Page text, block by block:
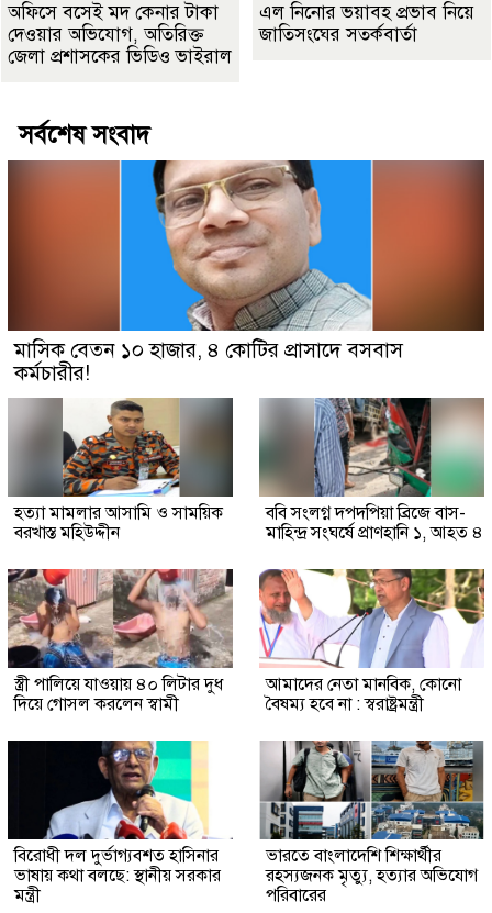
অফিসে বসেই মদ কেনার টাকা
দেওয়ার অভিযোগ, অতিরিক্ত
জেলা প্রশাসকের ভিডিও ভাইরাল
এল নিনোর ভয়াবহ প্রভাব নিয়ে
জাতিসংঘের সতর্কবার্তা
সর্বশেষ সংবাদ
মাসিক বেতন ১০ হাজার, ৪ কোটির প্রাসাদে বসবাস
কর্মচারীর!
হত্যা মামলার আসামি ও সাময়িক
বরখাস্ত মহিউদ্দীন
ববি সংলগ্ন দপদপিয়া ব্রিজে বাস-
মাহিন্দ্র সংঘর্ষে প্রাণহানি ১, আহত ৪
স্ত্রী পালিয়ে যাওয়ায় ৪০ লিটার দুধ
দিয়ে গোসল করলেন স্বামী
আমাদের নেতা মানবিক, কোনো
বৈষম্য হবে না : স্বরাষ্ট্রমন্ত্রী
বিরোধী দল দুর্ভাগ্যবশত হাসিনার
ভাষায় কথা বলছে: স্থানীয় সরকার
মন্ত্রী
ভারতে বাংলাদেশি শিক্ষার্থীর
রহস্যজনক মৃত্যু, হত্যার অভিযোগ
পরিবারের